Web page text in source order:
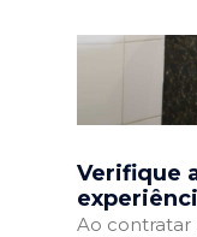
Verifique
Ao contratar